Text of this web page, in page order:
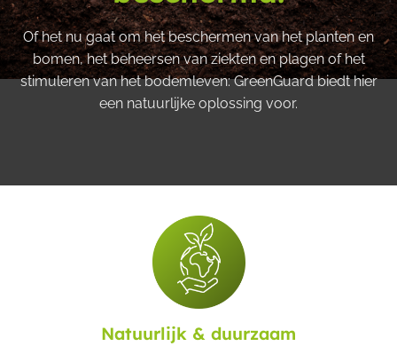
Of het nu gaat om het beschermen van het planten en
bomen, het beheersen van ziekten en plagen of het
stimuleren van het bodemleven: GreenGuard biedt hier
een natuurlijke oplossing voor.
Natuurlijk & duurzaam